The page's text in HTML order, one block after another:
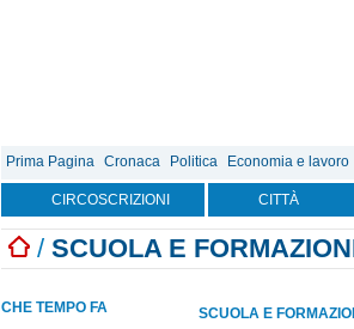
Prima Pagina Cronaca Politica Economia e lavoro
CIRCOSCRIZIONI CITTÀ
/ SCUOLA E
CHE TEMPO FA SCUOLA E